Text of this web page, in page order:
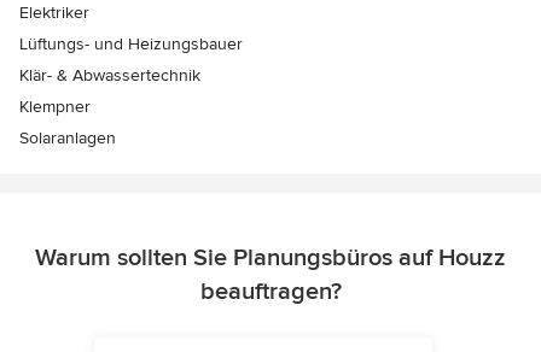
Elektriker
Lüftungs- und Heizungsbauer
Klär- & Abwassertechnik
Klempner
Solaranlagen
Warum sollten Sie Planungsbüros auf Houzz
beauftragen?